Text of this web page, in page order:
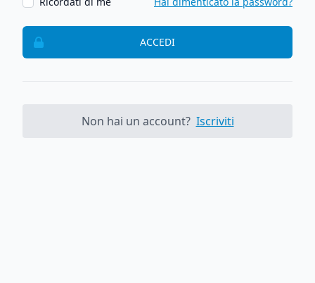
ACCEDI
Non hai un account? Iscriviti